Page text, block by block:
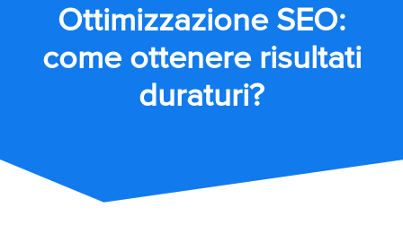
Ottimizzazione SEO:
come ottenere risultati
duraturi?